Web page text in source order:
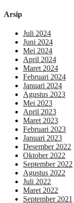
Arsip
Juli 2024
Juni 2024
Mei 2024
April 2024
Maret 2024
Februari 2024
Januari 2024
Agustus 2023
Mei 2023
April 2023
Maret 2023
Februari 2023
Januari 2023
Desember 2022
Oktober 2022
September 2022
Agustus 2022
Juli 2022
Maret 2022
September 2021